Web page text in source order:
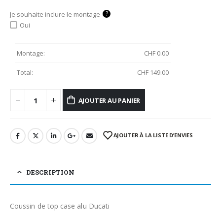
Je souhaite inclure le montage ?
Oui
Montage: CHF 0.00
Total: CHF 149.00
AJOUTER AU PANIER
AJOUTER À LA LISTE D’ENVIES
DESCRIPTION
Coussin de top case alu Ducati